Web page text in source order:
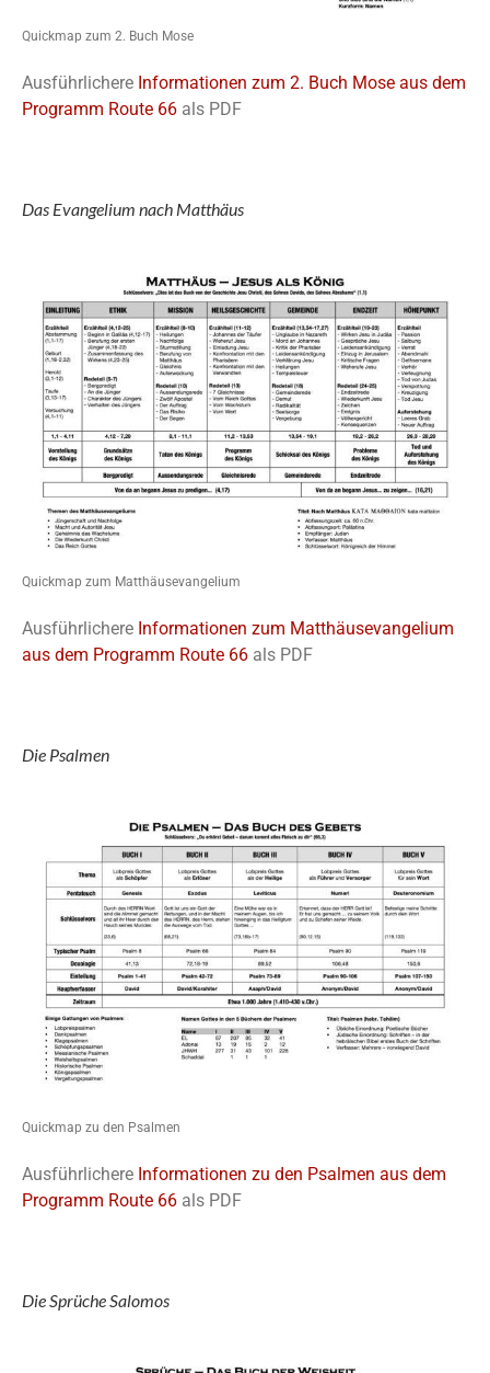
Quickmap zum 2. Buch Mose
Ausführlichere Informationen zum 2. Buch Mose aus dem
Programm Route 66 als PDF
Das Evangelium nach Matthäus
Quickmap zum Matthäusevangelium
Ausführlichere Informationen zum Matthäusevangelium
aus dem Programm Route 66 als PDF
Die Psalmen
Quickmap zu den Psalmen
Ausführlichere Informationen zu den Psalmen aus dem
Programm Route 66 als PDF
Die Sprüche Salomos